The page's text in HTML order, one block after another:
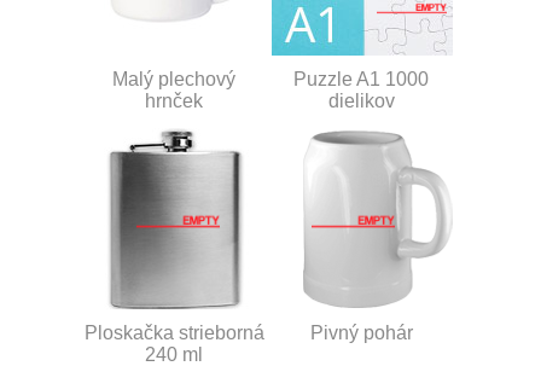
Malý plechový
hrnček
Puzzle A1 1000
dielikov
Ploskačka strieborná
240 ml
Pivný pohár